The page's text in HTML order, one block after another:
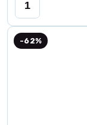
-62%